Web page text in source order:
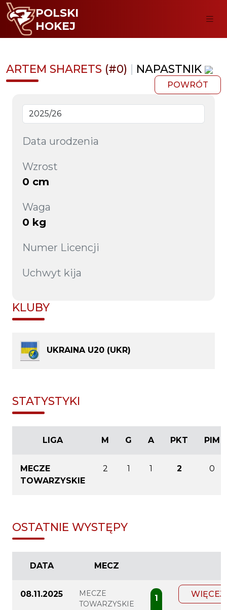
POLSKI
HOKEJ
ARTEM SHARETS (#0) | NAPASTNIK
POWRÓT
Data urodzenia
Wzrost
0 cm
Waga
0 kg
Numer Licencji
Uchwyt kija
KLUBY
UKRAINA U20 (UKR)
STATYSTYKI
LIGA M G A PKT PIM
MECZE
TOWARZYSKIE
2 1 1 2 0
OSTATNIE WYSTĘPY
DATA MECZ
08.11.2025
MECZE
TOWARZYSKIE
1 WIĘCEJ